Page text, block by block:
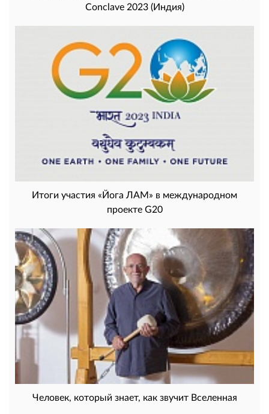
Conclave 2023 (Индия)
Итоги участия «Йога ЛАМ» в международном
проекте G20
Человек, который знает, как звучит Вселенная